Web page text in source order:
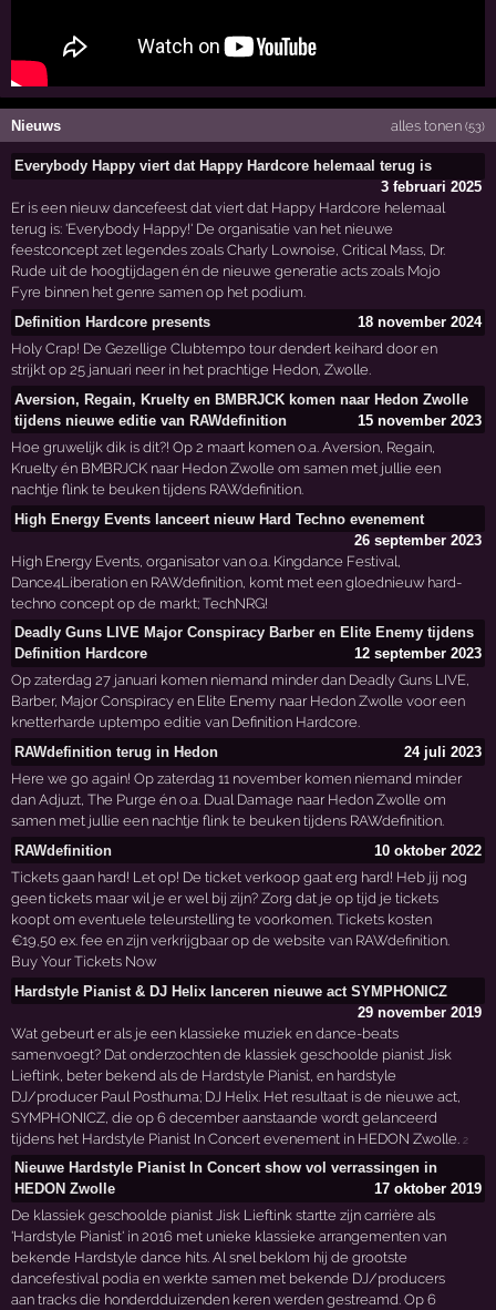
Nieuws alles tonen (53)
Everybody Happy viert dat Happy Hardcore helemaal terug is
3 februari 2025
Er is een nieuw dancefeest dat viert dat Happy Hardcore helemaal
terug is: 'Everybody Happy!' De organisatie van het nieuwe
feestconcept zet legendes zoals Charly Lownoise, Critical Mass, Dr.
Rude uit de hoogtijdagen én de nieuwe generatie acts zoals Mojo
Fyre binnen het genre samen op het podium.
Definition Hardcore presents
18 november 2024
Holy Crap! De Gezellige Clubtempo tour dendert keihard door en
strijkt op 25 januari neer in het prachtige Hedon, Zwolle.
Aversion, Regain, Kruelty en BMBRJCK komen naar Hedon Zwolle
tijdens nieuwe editie van RAWdefinition
15 november 2023
Hoe gruwelijk dik is dit?! Op 2 maart komen o.a. Aversion, Regain,
Kruelty én BMBRJCK naar Hedon Zwolle om samen met jullie een
nachtje flink te beuken tijdens RAWdefinition.
High Energy Events lanceert nieuw Hard Techno evenement
26 september 2023
High Energy Events, organisator van o.a. Kingdance Festival,
Dance4Liberation en RAWdefinition, komt met een gloednieuw hard-
techno concept op de markt; TechNRG!
Deadly Guns LIVE Major Conspiracy Barber en Elite Enemy tijdens
Definition Hardcore
12 september 2023
Op zaterdag 27 januari komen niemand minder dan Deadly Guns LIVE,
Barber, Major Conspiracy en Elite Enemy naar Hedon Zwolle voor een
knetterharde uptempo editie van Definition Hardcore.
RAWdefinition terug in Hedon
24 juli 2023
Here we go again! Op zaterdag 11 november komen niemand minder
dan Adjuzt, The Purge én o.a. Dual Damage naar Hedon Zwolle om
samen met jullie een nachtje flink te beuken tijdens RAWdefinition.
RAWdefinition
10 oktober 2022
Tickets gaan hard! Let op! De ticket verkoop gaat erg hard! Heb jij nog
geen tickets maar wil je er wel bij zijn? Zorg dat je op tijd je tickets
koopt om eventuele teleurstelling te voorkomen. Tickets kosten
€19,50 ex. fee en zijn verkrijgbaar op de website van RAWdefinition.
Buy Your Tickets Now
Hardstyle Pianist & DJ Helix lanceren nieuwe act SYMPHONICZ
29 november 2019
Wat gebeurt er als je een klassieke muziek en dance-beats
samenvoegt? Dat onderzochten de klassiek geschoolde pianist Jisk
Lieftink, beter bekend als de Hardstyle Pianist, en hardstyle
DJ/producer Paul Posthuma; DJ Helix. Het resultaat is de nieuwe act,
SYMPHONICZ, die op 6 december aanstaande wordt gelanceerd
tijdens het Hardstyle Pianist In Concert evenement in HEDON Zwolle. 2
Nieuwe Hardstyle Pianist In Concert show vol verrassingen in
HEDON Zwolle
17 oktober 2019
De klassiek geschoolde pianist Jisk Lieftink startte zijn carrière als
'Hardstyle Pianist' in 2016 met unieke klassieke arrangementen van
bekende Hardstyle dance hits. Al snel beklom hij de grootste
dancefestival podia en werkte samen met bekende DJ/producers
aan tracks die honderdduizenden keren werden gestreamd. Op 6